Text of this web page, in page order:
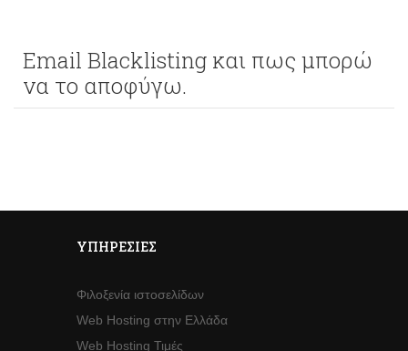
Email Blacklisting και πως μπορώ
να το αποφύγω.
ΥΠΗΡΕΣΊΕΣ
Φιλοξενία ιστοσελίδων
Web Hosting στην Ελλάδα
Web Hosting Τιμές